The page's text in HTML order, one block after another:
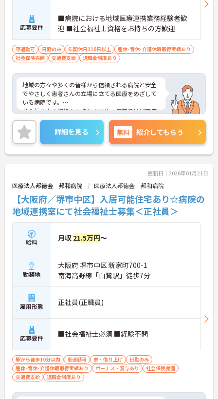
応募要件
■病院における地域医療連携業務経験者歓
迎 ■社会福祉士資格をお持ちの方歓迎
車通勤可 日勤のみ 年間休日110日以上
産休･育休･介護休暇取得実績あり
社会保険完備
交通費支給 退職金制度あり
地域の方々や多くの皆様から信頼される病院と安全
でやさしく患者さんの立場に立てる医療をめざして
いる病院です。
社会福祉士の資格をお持ちの方や、病院で地域医療
連携業務経験をお持ちの方にピッタリの求人です。
職場はアットホームな雰囲気です。
是非一度お問い合わせください！
詳細を見る 無料 紹介してもらう
更新日：2026年01月21日
医療法人邦徳会 邦和病院 医療法人邦徳会 邦和病院
【大阪府／堺市中区】入居可能住宅あり☆病院の
地域連携室にて社会福祉士募集＜正社員＞
給料 月収 21.5万円～
勤務地
大阪府 堺市中区 新家町700-1
南海高野線「白鷺駅」徒歩7分
雇用形態 正社員(正職員)
応募要件 ■社会福祉士必須 ■経験不問
駅から徒歩10分以内 車通勤可 寮・借り上げ
日勤のみ
産休･育休･介護休暇取得実績あり
ボーナス・賞与あり
社会保険完備
交通費支給
退職金制度あり